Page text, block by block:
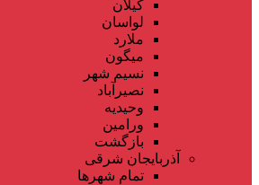
کیلان
لواسان
ملارد
میگون
نسیم شهر
نصیرآباد
وحیدیه
ورامین
بازگشت
آذربایجان شرقی
تمام شهر‌ها